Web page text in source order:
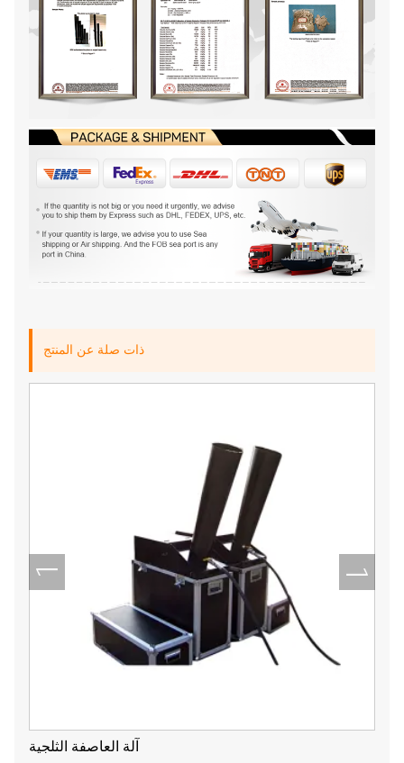
ذات صلة عن المنتج
آلة العاصفة الثلجية